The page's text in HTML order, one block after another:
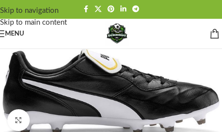
Skip to navigation
Skip to main content
MENU
Click to enlarge